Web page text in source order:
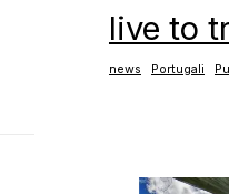
live to
news Portugali